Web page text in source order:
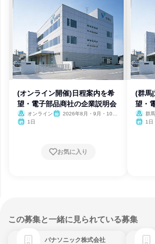
(オンライン開催)日程案内を希
望・電子部品商社の企業説明会
オンライン
2026年8月・9月・10
1日
お気に入り
(群馬
望・
群
1日
この募集と一緒に見られている募集
パナソニック株式会社